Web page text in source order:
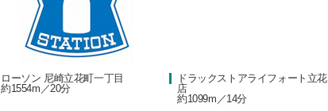
ローソン 尼崎立花町一丁目
約1554m／20分
ドラックストアライフォート立花
店
約1099m／14分